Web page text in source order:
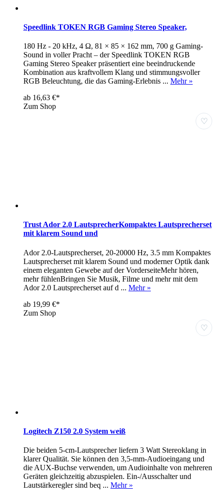
Speedlink TOKEN RGB Gaming Stereo Speaker,
180 Hz - 20 kHz, 4 Ω, 81 × 85 × 162 mm, 700 g Gaming-
Sound in voller Pracht – der Speedlink TOKEN RGB
Gaming Stereo Speaker präsentiert eine beeindruckende
Kombination aus kraftvollem Klang und stimmungsvoller
RGB Beleuchtung, die das Gaming-Erlebnis ... Mehr »
ab 16,63 €*
Zum Shop
♡
Trust Ador 2.0 LautsprecherKompaktes Lautsprecherset
mit klarem Sound und
Ador 2.0-Lautsprecherset, 20-20000 Hz, 3.5 mm Kompaktes
Lautsprecherset mit klarem Sound und moderner Optik dank
einem eleganten Gewebe auf der VorderseiteMehr hören,
mehr fühlenBringen Sie Musik, Filme und mehr mit dem
Ador 2.0 Lautsprecherset auf d ... Mehr »
ab 19,99 €*
Zum Shop
♡
Logitech Z150 2.0 System weiß
Die beiden 5-cm-Lautsprecher liefern 3 Watt Stereoklang in
klarer Qualität. Sie können den 3,5-mm-Audioeingang und
die AUX-Buchse verwenden, um Audioinhalte von mehreren
Geräten gleichzeitig abzuspielen. Ein-/Ausschalter und
Lautstärkeregler sind beq ... Mehr »